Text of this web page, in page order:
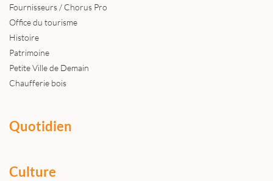
Fournisseurs / Chorus Pro
Office du tourisme
Histoire
Patrimoine
Petite Ville de Demain
Chaufferie bois
Quotidien
Culture